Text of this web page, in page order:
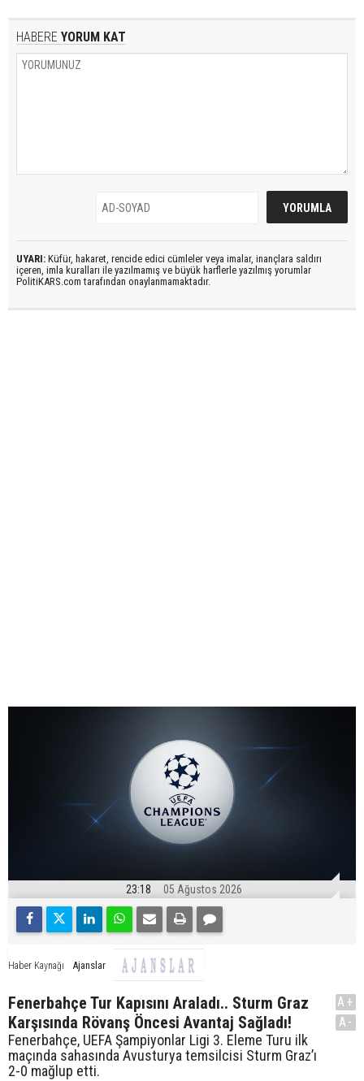
HABERE YORUM KAT
UYARI: Küfür, hakaret, rencide edici cümleler veya imalar, inançlara saldırı
içeren, imla kuralları ile yazılmamış ve büyük harflerle yazılmış yorumlar
PolitiKARS.com tarafından onaylanmamaktadır.
23:18 05 Ağustos 2026
Haber Kaynağı Ajanslar
Fenerbahçe Tur Kapısını Araladı.. Sturm Graz
Karşısında Rövanş Öncesi Avantaj Sağladı!
Fenerbahçe, UEFA Şampiyonlar Ligi 3. Eleme Turu ilk
maçında sahasında Avusturya temsilcisi Sturm Graz’ı
2-0 mağlup etti.
A+
A-